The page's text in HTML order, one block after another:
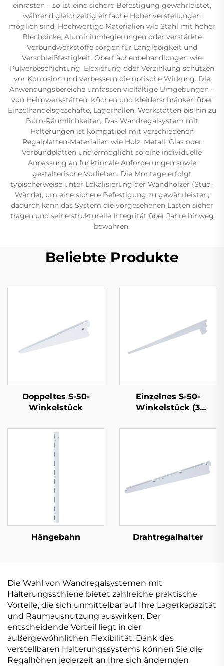
einrasten – so ist eine sichere Befestigung gewährleistet,
während gleichzeitig einfache Höhenverstellungen
möglich sind. Hochwertige Materialien wie Stahl mit hoher
Blechdicke, Aluminiumlegierungen oder verstärkte
Verbundwerkstoffe sorgen für Langlebigkeit und
Verschleißfestigkeit. Oberflächenbehandlungen wie
Pulverbeschichtung, Eloxierung oder Verzinkung schützen
vor Korrosion und verbessern die optische Wirkung. Die
Anwendungsbereiche umfassen vielfältige Umgebungen –
von Heimwerkstätten, Küchen und Kleiderschränken über
Einzelhandelsgeschäfte, Lagerhallen, Werkstätten bis hin zu
Büro-Räumlichkeiten. Das Wandregalsystem mit
Halterungen ist kompatibel mit verschiedenen
Regalplatten-Materialien wie Holz, Metall, Glas oder
Verbundplatten und ermöglicht so eine individuelle
Anpassung an funktionale Anforderungen sowie
gestalterische Vorlieben. Die Montage erfolgt
typischerweise unter Lokalisierung der Wandhölzer (Stud-
Wände), um eine sichere Befestigung zu gewährleisten;
dadurch kann das System die vorgesehenen Lasten sicher
tragen und seine strukturelle Integrität über Jahre hinweg
bewahren.
Beliebte Produkte
Doppeltes S-50-
Winkelstück
Einzelnes S-50-
Winkelstück (3
Hängebahn Drahtregalhalter
Die Wahl von Wandregalsystemen mit
Halterungsschiene bietet zahlreiche praktische
Vorteile, die sich unmittelbar auf Ihre Lagerkapazität
und Raumausnutzung auswirken. Der
entscheidende Vorteil liegt in der
außergewöhnlichen Flexibilität: Dank des
verstellbaren Halterungssystems können Sie die
Regalhöhen jederzeit an Ihre sich ändernden